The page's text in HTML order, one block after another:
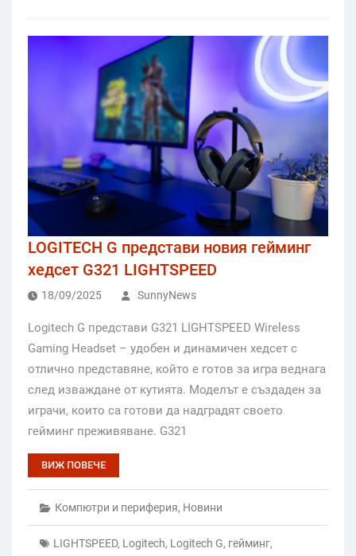
LOGITECH G представи новия гейминг
хедсет G321 LIGHTSPEED
18/09/2025 SunnyNews
Logitech G представи G321 LIGHTSPEED Wireless
Gaming Headset – удобен и динамичен хедсет с
отлично представяне, който е готов за игра веднага
след изваждане от кутията. Моделът е създаден за
играчи, които са готови да надградят своето
гейминг преживяване. G321
ВИЖ ПОВЕЧЕ
Компютри и периферия, Новини
LIGHTSPEED, Logitech, Logitech G, гейминг,